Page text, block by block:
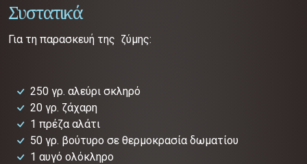
Συστατικά
Για τη παρασκευή της ζύμης:
250 γρ. αλεύρι σκληρό
20 γρ. ζάχαρη
1 πρέζα αλάτι
50 γρ. βούτυρο σε θερμοκρασία δωματίου
1 αυγό ολόκληρο